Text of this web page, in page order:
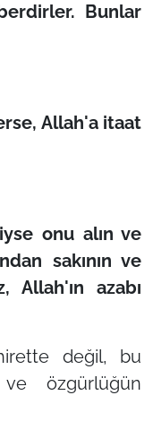
Bunlar
Allah'a itaat
onu alın ve
sakının ve
Allah'ın azabı
değil, bu
özgürlüğün